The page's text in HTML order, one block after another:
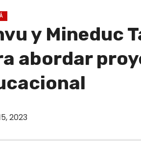
y Mineduc
abordar
2023